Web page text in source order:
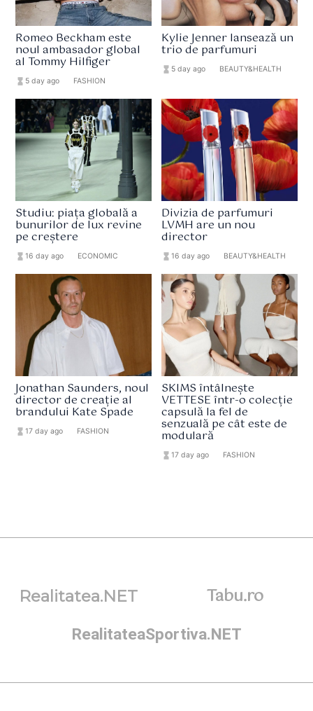
Romeo Beckham este
noul ambasador global
al Tommy Hilfiger
hourglass_full 5 day ago FASHION
Kylie Jenner lansează un
trio de parfumuri
hourglass_full 5 day ago BEAUTY&HEALTH
Studiu: piața globală a
bunurilor de lux revine
pe creștere
hourglass_full16 day ago ECONOMIC
Divizia de parfumuri
LVMH are un nou
director
hourglass_full 16 day ago BEAUTY&HEALTH
Jonathan Saunders, noul
director de creație al
brandului Kate Spade
hourglass_full17 day ago FASHION
SKIMS întâlnește
VETTESE într-o colecție
capsulă la fel de
senzuală pe cât este de
modulară
hourglass_full 17 day ago FASHION
Realitatea.NET Tabu.ro
RealitateaSportiva.NET